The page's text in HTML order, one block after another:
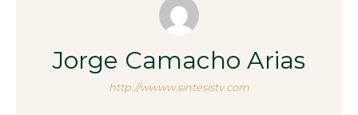
Jorge Camacho Arias
http://wwww.sintesistv.com